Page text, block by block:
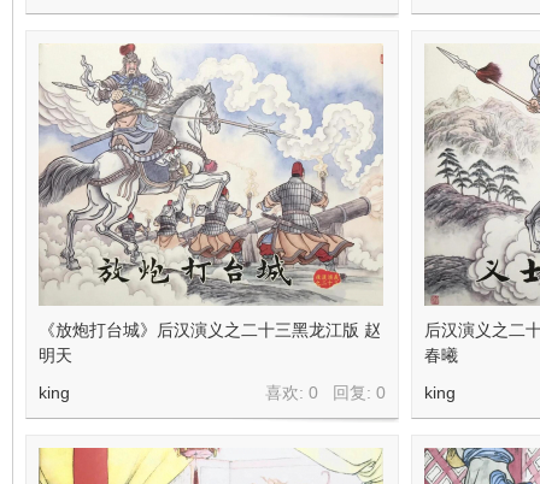
《放炮打台城》后汉演义之二十三黑龙江版 赵
明天
喜欢: 0 回复: 0
king
后汉演义之二
春曦
king